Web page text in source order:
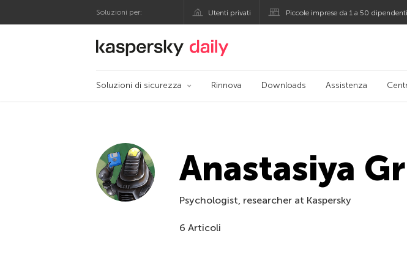
Soluzioni per: Utenti privati Piccole imprese da 1 a 50 dipendenti
Blog ufficiale di Kaspersky
Soluzioni di sicurezza Rinnova Downloads Assistenza
Anastasiya
Psychologist, researcher at Kaspersky
6 Articoli